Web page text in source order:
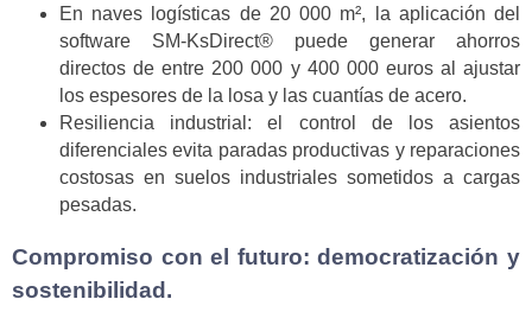
En naves logísticas de 20 000 m², la aplicación del
software SM-KsDirect® puede generar ahorros
directos de entre 200 000 y 400 000 euros al ajustar
los espesores de la losa y las cuantías de acero.
Resiliencia industrial: el control de los asientos
diferenciales evita paradas productivas y reparaciones
costosas en suelos industriales sometidos a cargas
pesadas.
Compromiso con el futuro: democratización y
sostenibilidad.